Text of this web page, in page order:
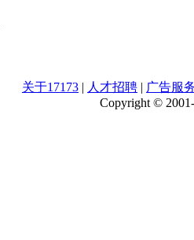
关于17173 | 人才招聘 | 广告服
Copyright ©